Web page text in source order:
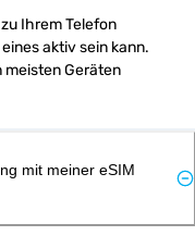
Ihrem Telefon
aktiv sein kann.
meisten Geräten
mit meiner eSIM